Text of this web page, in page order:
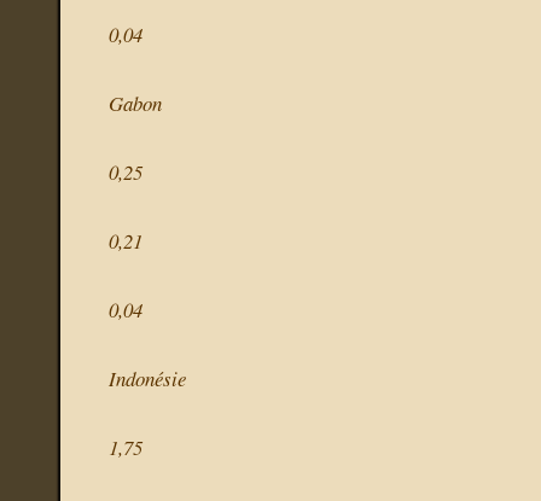
0,04
Gabon
0,25
0,21
0,04
Indonésie
1,75